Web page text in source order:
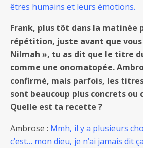
êtres humains et leurs émotions.
Frank, plus tôt dans la matinée
répétition, juste avant que
Nilmah », tu as dit que le titre
comme une onomatopée.
confirmé, mais parfois, les
sont beaucoup plus concrets ou
Quelle est ta recette ?
Ambrose : Mmh, il y a plusieurs
c’est… mon dieu, je n’ai jamais dit